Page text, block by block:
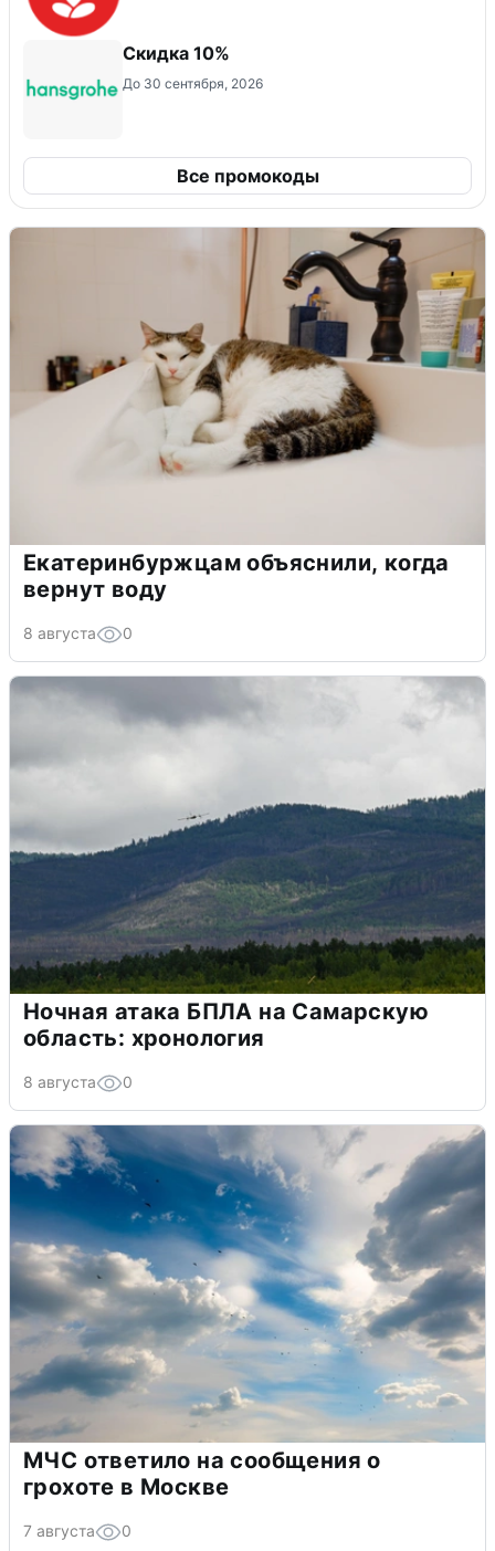
Скидка 10%
До 30 сентября, 2026
Все промокоды
Екатеринбуржцам объяснили, когда
вернут воду
8 августа 0
Ночная атака БПЛА на Самарскую
область: хронология
8 августа 0
МЧС ответило на сообщения о
грохоте в Москве
7 августа 0